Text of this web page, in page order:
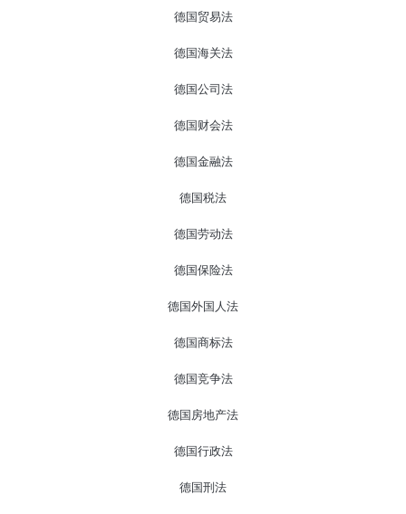
德国贸易法
德国海关法
德国公司法
德国财会法
德国金融法
德国税法
德国劳动法
德国保险法
德国外国人法
德国商标法
德国竞争法
德国房地产法
德国行政法
德国刑法